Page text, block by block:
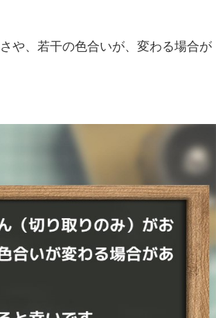
や、若干の色合いが、変わる場合が